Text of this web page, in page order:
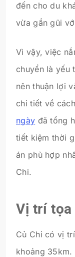
đến cho du
vừa gần gũi
Vì vậy, việc
chuyển là yếu
nên thuận lợi
chi tiết về
ngày đã tổng
tiết kiệm thời
án phù hợp
Chi.
Vị trí tọa
Củ Chi có vị
khoảng 35km.